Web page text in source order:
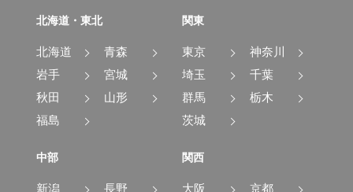
北海道・東北
北海道
青森
岩手
宮城
秋田
山形
福島
関東
東京
神奈川
埼玉
千葉
群馬
栃木
茨城
中部
新潟
長野
関西
大阪
京都